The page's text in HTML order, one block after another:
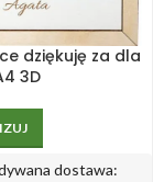
dziękuję za dla
3D
dostawa: